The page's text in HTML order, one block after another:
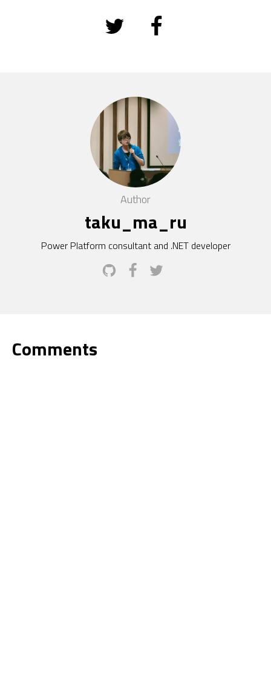
Author
taku_ma_ru
Power Platform consultant and .NET developer
Comments